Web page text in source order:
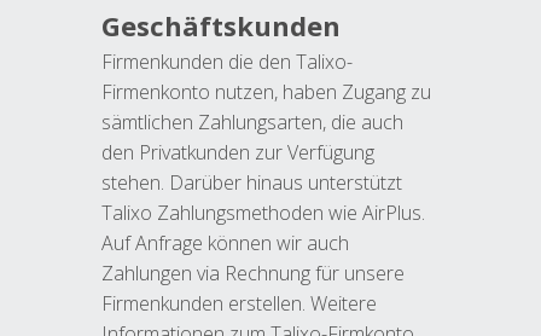
Geschäftskunden
Firmenkunden die den Talixo-
Firmenkonto nutzen, haben Zugang zu
sämtlichen Zahlungsarten, die auch
den Privatkunden zur Verfügung
stehen. Darüber hinaus unterstützt
Talixo Zahlungsmethoden wie AirPlus.
Auf Anfrage können wir auch
Zahlungen via Rechnung für unsere
Firmenkunden erstellen. Weitere